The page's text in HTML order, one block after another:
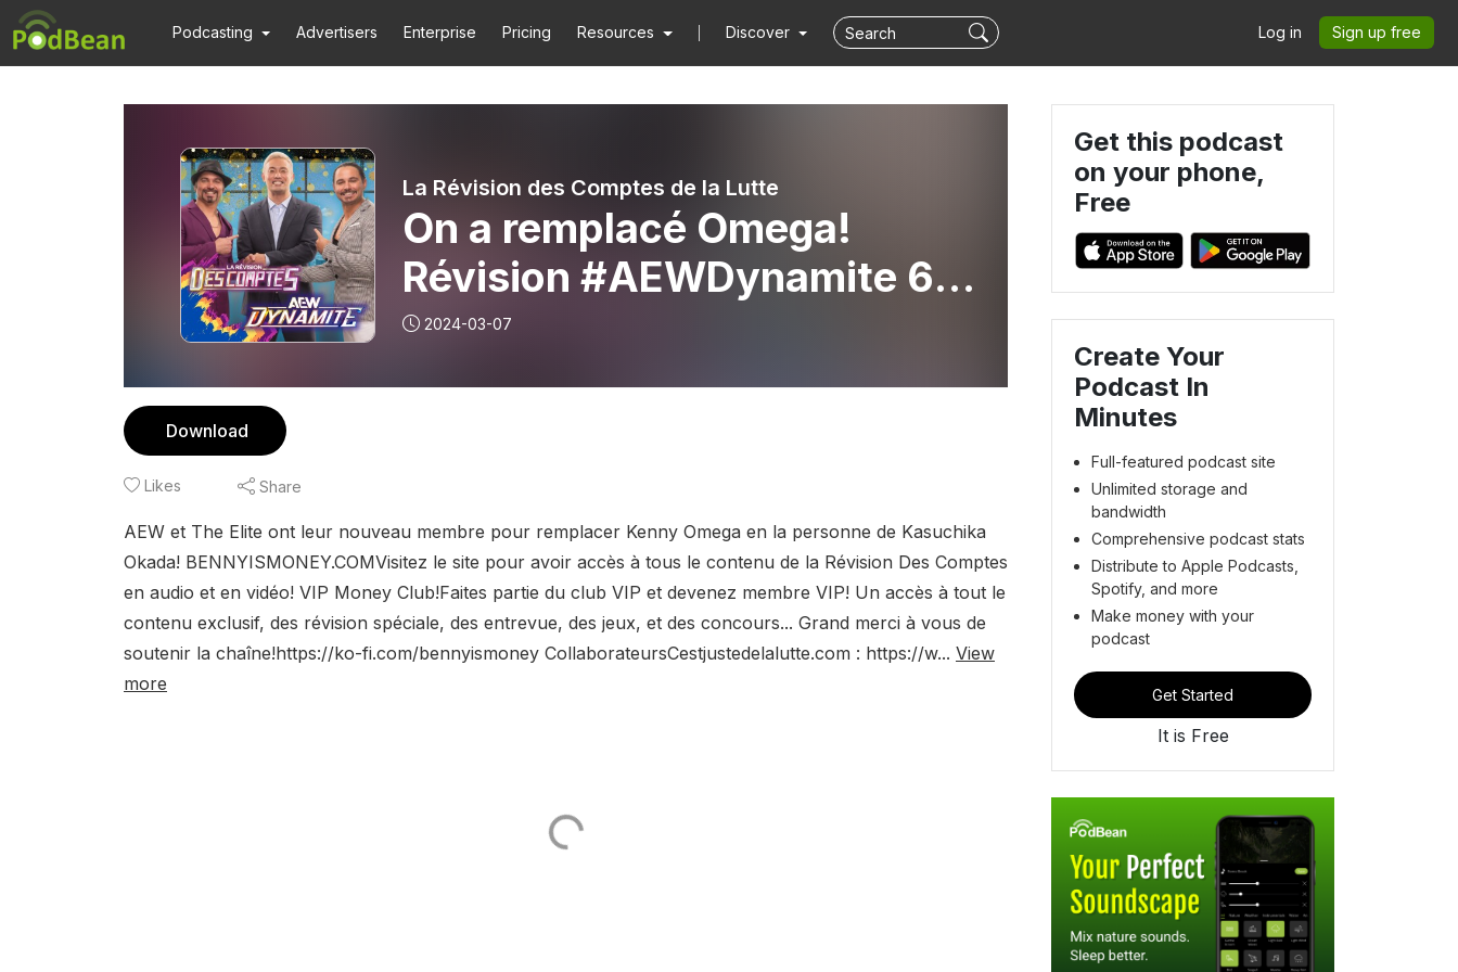
Podcasting Advertisers Enterprise Pricing Resources Discover Log in Sign up free
La Révision des Comptes de la Lutte
On a remplacé Omega!
Révision #AEWDynamite 6
mars 2024
2024-03-07
Download
Likes Share
AEW et The Elite ont leur nouveau membre pour remplacer Kenny Omega en la personne de Kasuchika
Okada! BENNYISMONEY.COMVisitez le site pour avoir accès à tous le contenu de la Révision Des Comptes
en audio et en vidéo! VIP Money Club!Faites partie du club VIP et devenez membre VIP! Un accès à tout le
contenu exclusif, des révision spéciale, des entrevue, des jeux, et des concours... Grand merci à vous de
soutenir la chaîne!https://ko-fi.com/bennyismoney CollaborateursCestjustedelalutte.com : https://w... View
more
Get this podcast
on your phone,
Free
Create Your
Podcast In
Minutes
Full-featured podcast site
Unlimited storage and
bandwidth
Comprehensive podcast stats
Distribute to Apple Podcasts,
Spotify, and more
Make money with your
podcast
Get Started
It is Free